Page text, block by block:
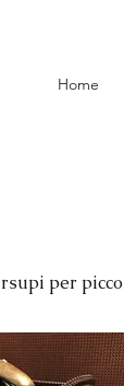
Home
per